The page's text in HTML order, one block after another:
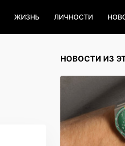
ЖИЗНЬ ЛИЧНОСТИ
НОВОСТИ ИЗ